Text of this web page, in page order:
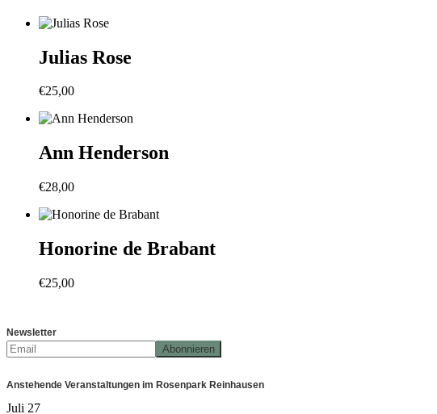
Julias Rose
€25,00
Ann Henderson
€28,00
Honorine de Brabant
€25,00
Newsletter
Anstehende Veranstaltungen im Rosenpark Reinhausen
Juli 27